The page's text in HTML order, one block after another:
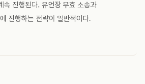
속 진행된다. 유언장 무효 소송과
진행하는 전략이 일반적이다.